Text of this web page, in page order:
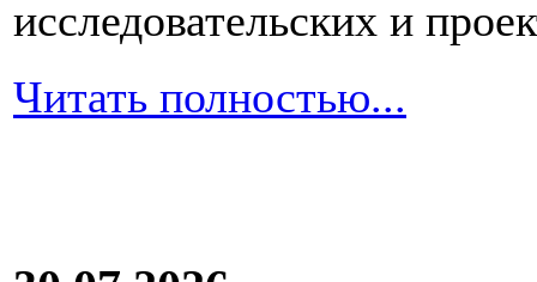
исследовательских и
Читать полностью...